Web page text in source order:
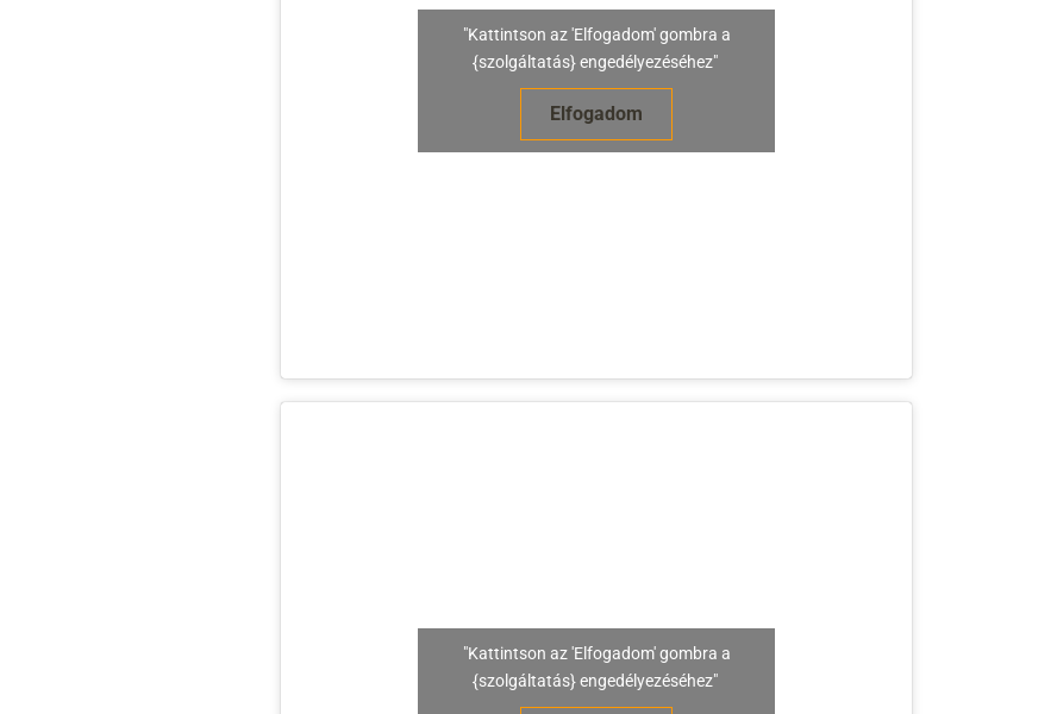
"Kattintson az 'Elfogadom' gombra a
{szolgáltatás} engedélyezéséhez"
Elfogadom
"Kattintson az 'Elfogadom' gombra a
{szolgáltatás} engedélyezéséhez"